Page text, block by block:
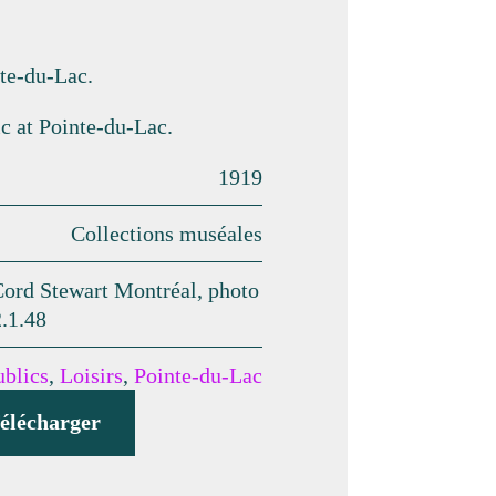
du-Lac.
at Pointe-du-Lac.
1919
Collections muséales
Stewart Montréal, photo
, Loisirs, Pointe-du-Lac